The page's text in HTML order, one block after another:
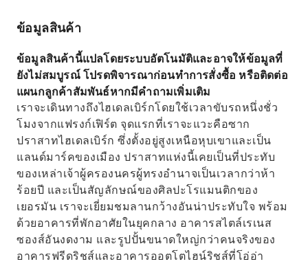
ข้อมูลสินค้า
ข้อมูลสินค้านี้แปลโดยระบบอัตโนมัติและอาจให้ข้อมูลที่
ยังไม่สมบูรณ์ โปรดพิจารณาก่อนทำการสั่งซื้อ หรือติดต่อ
แผนกลูกค้าสัมพันธ์หากมีคำถามเพิ่มเติม
เราจะเดินทางถึงไฮเดลเบิร์กโดยใช้เวลาขับรถหนึ่งชั่ว
โมงจากแฟรงก์เฟิร์ต จุดแรกที่เราจะแวะคือซาก
ปราสาทไฮเดลเบิร์ก ซึ่งตั้งอยู่สูงเหนือหุบเขาและเป็น
แลนด์มาร์คของเมือง ปราสาทแห่งนี้เคยเป็นที่ประทับ
ของเหล่าเจ้าผู้ครองนครผู้ทรงอำนาจเป็นเวลากว่าห้า
ร้อยปี และเป็นสัญลักษณ์ของศิลปะโรแมนติกของ
เยอรมัน เราจะเยี่ยมชมลานกว้างอันน่าประทับใจ พร้อม
ด้วยอาคารที่พักอาศัยในยุคกลาง อาคารสไตล์เรเนส
ซองส์อันงดงาม และรูปปั้นขนาดใหญ่กว่าคนจริงของ
อาคารฟรีดริชส์และอาคารออตโตไฮน์ริชส์ที่โอ่อ่า